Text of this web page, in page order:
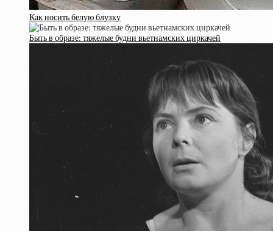
Как носить белую блузку
Быть в образе: тяжелые будни вьетнамских циркачей